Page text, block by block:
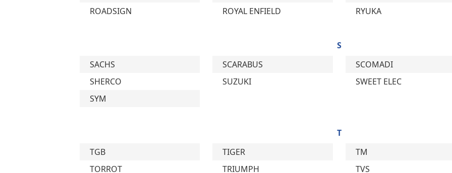
ROADSIGN
ROYAL ENFIELD RYUKA
S
SACHS
SCARABUS
SCOMADI
SHERCO
SUZUKI
SWEET ELEC
SYM
T
TGB
TIGER
TM
TORROT
TRIUMPH TVS